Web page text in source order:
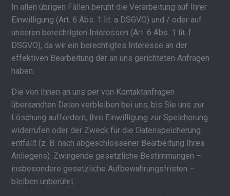
In allen übrigen Fällen beruht die Verarbeitung auf Ihrer
Einwilligung (Art. 6 Abs. 1 lit. a DSGVO) und / oder auf
unseren berechtigten Interessen (Art. 6 Abs. 1 lit. f
DSGVO), da wir ein berechtigtes Interesse an der
effektiven Bearbeitung der an uns gerichteten Anfragen
haben.
Die von Ihnen an uns per von Kontaktanfragen
übersandten Daten verbleiben bei uns, bis Sie uns zur
Löschung auffordern, Ihre Einwilligung zur Speicherung
widerrufen oder der Zweck für die Datenspeicherung
entfällt (z. B. nach abgeschlossener Bearbeitung Ihres
Anliegens). Zwingende gesetzliche Bestimmungen –
insbesondere gesetzliche Aufbewahrungsfristen –
bleiben unberührt.